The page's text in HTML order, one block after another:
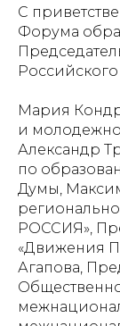
С
Форума
Мария
и
Александр
по
Думы,
РОССИЯ»,
«Движения
Агапова,